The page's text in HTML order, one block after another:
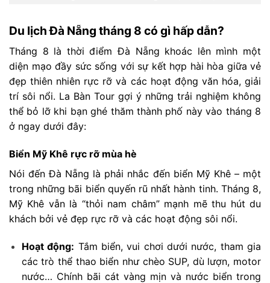
Du lịch Đà Nẵng tháng 8 có gì hấp dẫn?
Tháng 8 là thời điểm Đà Nẵng khoác lên mình một
diện mạo đầy sức sống với sự kết hợp hài hòa giữa vẻ
đẹp thiên nhiên rực rỡ và các hoạt động văn hóa, giải
trí sôi nổi. La Bàn Tour gợi ý những trải nghiệm không
thể bỏ lỡ khi bạn ghé thăm thành phố này vào tháng 8
ở ngay dưới đây:
Biển Mỹ Khê rực rỡ mùa hè
Nói đến Đà Nẵng là phải nhắc đến biển Mỹ Khê – một
trong những bãi biển quyến rũ nhất hành tinh. Tháng 8,
Mỹ Khê vẫn là “thỏi nam châm” mạnh mẽ thu hút du
khách bởi vẻ đẹp rực rỡ và các hoạt động sôi nổi.
Hoạt động: Tắm biển, vui chơi dưới nước, tham gia
các trò thể thao biển như chèo SUP, dù lượn, motor
nước… Chính bãi cát vàng mịn và nước biển trong